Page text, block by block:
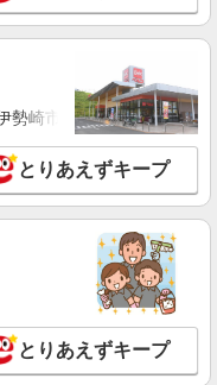
勢崎市・太田市・館林市
とりあえずキープ
とりあえずキープ